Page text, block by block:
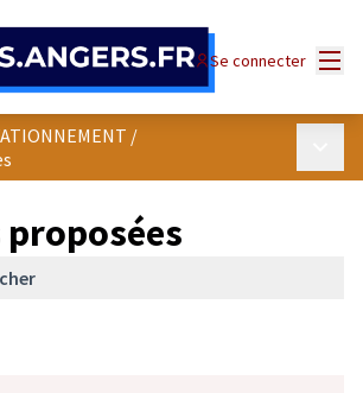
Se connecter
/
proposées